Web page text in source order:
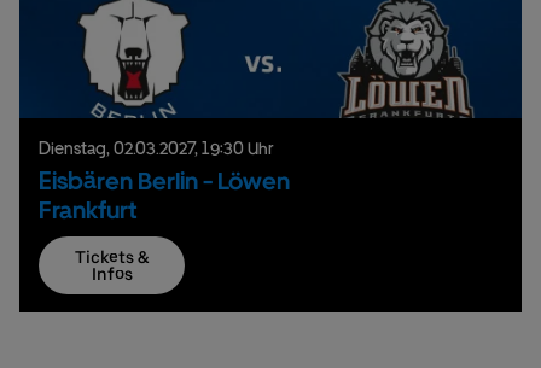
Dienstag,02.03.2027,19:30 Uhr
Eisbären Berlin - Löwen
Frankfurt
Tickets &
Infos